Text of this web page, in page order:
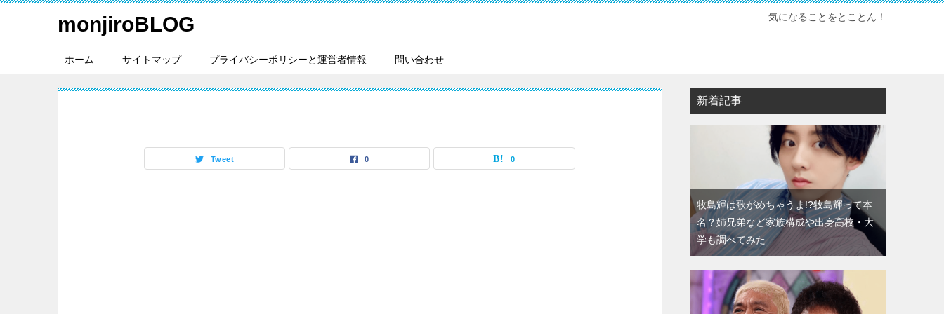
monjiroBLOG 気になることをとことん！
ホーム サイトマップ プライバシーポリシーと運営者情報 問い合わせ
Tweet 0 0
新着記事
牧島輝は歌がめちゃうま!?牧島輝って本
名？姉兄弟など家族構成や出身高校・大
学も調べてみた